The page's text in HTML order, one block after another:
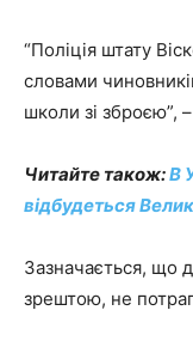
“Поліція штату
словами
школи зі зброєю”,
Читайте також:В
відбудеться
Зазначається, що
зрештою, не